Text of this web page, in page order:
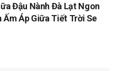
Đậu Nành Đà Lạt Ngon
Áp Giữa Tiết Trời Se